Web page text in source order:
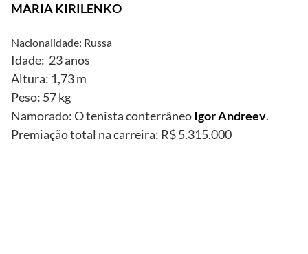
MARIA KIRILENKO
Nacionalidade: Russa
Idade: 23 anos
Altura: 1,73 m
Peso: 57 kg
Namorado: O tenista conterrâneoIgor Andreev.
Premiação total na carreira: R$ 5.315.000